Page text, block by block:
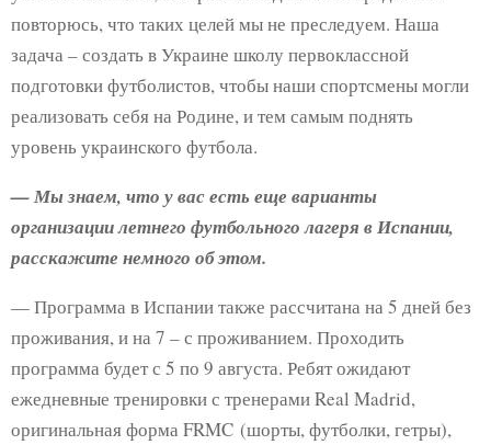
повторюсь, что таких целей мы не преследуем. Наша
задача – создать в Украине школу первоклассной
подготовки футболистов, чтобы наши спортсмены могли
реализовать себя на Родине, и тем самым поднять
уровень украинского футбола.
— Мы знаем, что у вас есть еще варианты
организации летнего футбольного лагеря в Испании,
расскажите немного об этом.
— Программа в Испании также рассчитана на 5 дней без
проживания, и на 7 – с проживанием. Проходить
программа будет с 5 по 9 августа. Ребят ожидают
ежедневные тренировки с тренерами Real Madrid,
оригинальная форма FRMC (шорты, футболки, гетры),